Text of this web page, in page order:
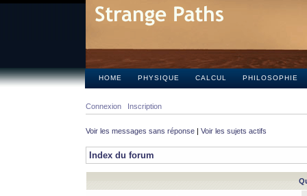
HOME PHYSIQUE CALCUL PHILOSOPHIE
Connexion Inscription
Voir les messages sans réponse | Voir les sujets actifs
Index du forum